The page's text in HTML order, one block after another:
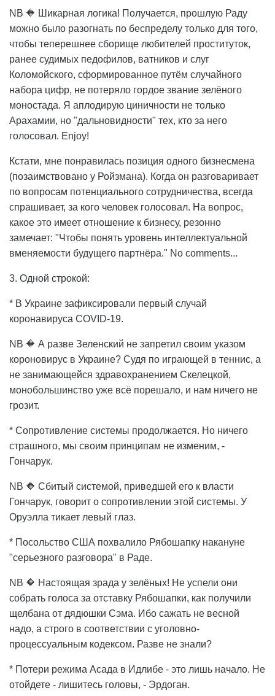
NB 🔶 Шикарная логика! Получается, прошлую Раду
можно было разогнать по беспределу только для того,
чтобы теперешнее сборище любителей проституток,
ранее судимых педофилов, ватников и слуг
Коломойского, сформированное путём случайного
набора цифр, не потеряло гордое звание зелёного
моностада. Я аплодирую циничности не только
Арахамии, но "дальновидности" тех, кто за него
голосовал. Enjoy!
Кстати, мне понравилась позиция одного бизнесмена
(позаимствовано у Ройзмана). Когда он разговаривает
по вопросам потенциального сотрудничества, всегда
спрашивает, за кого человек голосовал. На вопрос,
какое это имеет отношение к бизнесу, резонно
замечает: "Чтобы понять уровень интеллектуальной
вменяемости будущего партнёра." No comments...
3. Одной строкой:
* В Украине зафиксировали первый случай
коронавируса COVID-19.
NB 🔶 А разве Зеленский не запретил своим указом
короновирус в Украине? Судя по играющей в теннис, а
не занимающейся здравохранением Скелецкой,
монобольшинство уже всё порешало, и нам ничего не
грозит.
* Сопротивление системы продолжается. Но ничего
страшного, мы своим принципам не изменим, -
Гончарук.
NB 🔶 Сбитый системой, приведшей его к власти
Гончарук, говорит о сопротивлении этой системы. У
Оруэлла тикает левый глаз.
* Посольство США похвалило Рябошапку накануне
"серьезного разговора" в Раде.
NB 🔶 Настоящая зрада у зелёных! Не успели они
собрать голоса за отставку Рябошапки, как получили
щелбана от дядюшки Сэма. Ибо сажать не весной
надо, а строго в соответствии с уголовно-
процессуальным кодексом. Разве не знали?
* Потери режима Асада в Идлибе - это лишь начало. Не
отойдете - лишитесь головы, - Эрдоган.